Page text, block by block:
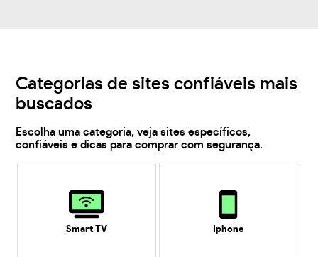
Categorias de sites confiáveis mais
buscados
Escolha uma categoria, veja sites específicos,
confiáveis e dicas para comprar com segurança.
Smart TV Iphone